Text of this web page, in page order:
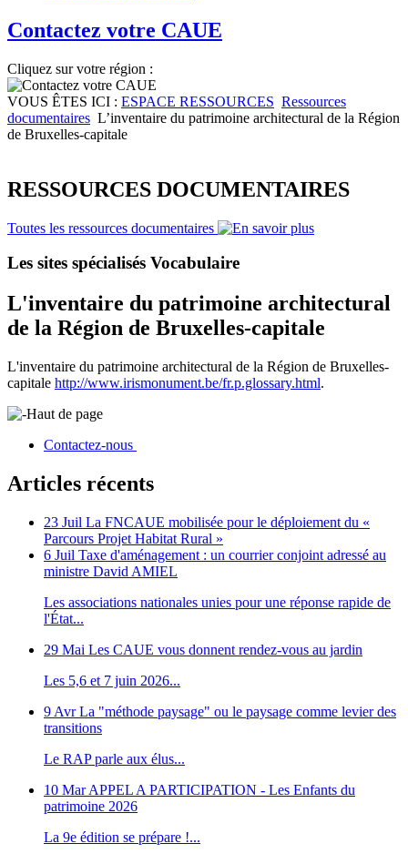
Contactez votre CAUE
Cliquez sur votre région :
VOUS ÊTES ICI : ESPACE RESSOURCES Ressources
documentaires L’inventaire du patrimoine architectural de la Région
de Bruxelles-capitale
RESSOURCES DOCUMENTAIRES
Toutes les ressources documentaires
Les sites spécialisés Vocabulaire
L'inventaire du patrimoine architectural
de la Région de Bruxelles-capitale
L'inventaire du patrimoine architectural de la Région de Bruxelles-
capitale http://www.irismonument.be/fr.p.glossary.html.
Haut de page
Contactez-nous
Articles récents
23 Juil La FNCAUE mobilisée pour le déploiement du «
Parcours Projet Habitat Rural »
6 Juil Taxe d'aménagement : un courrier conjoint adressé au
ministre David AMIEL
Les associations nationales unies pour une réponse rapide de
l'État...
29 Mai Les CAUE vous donnent rendez-vous au jardin
Les 5,6 et 7 juin 2026...
9 Avr La "méthode paysage" ou le paysage comme levier des
transitions
Le RAP parle aux élus...
10 Mar APPEL A PARTICIPATION - Les Enfants du
patrimoine 2026
La 9e édition se prépare !...